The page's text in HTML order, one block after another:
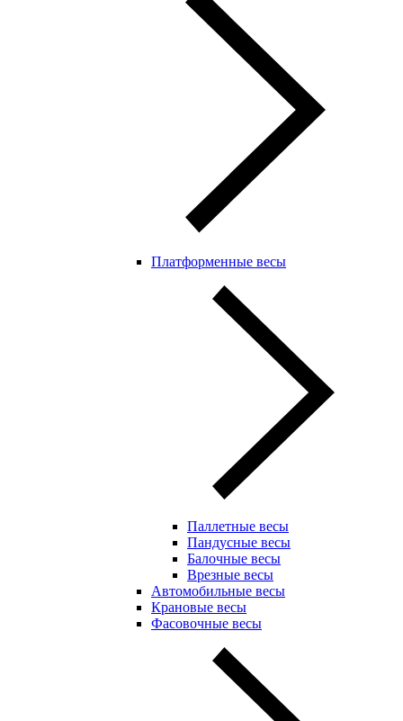
Платформенные весы
Паллетные весы
Пандусные весы
Балочные весы
Врезные весы
Автомобильные весы
Крановые весы
Фасовочные весы